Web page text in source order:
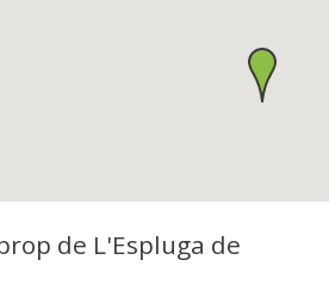
de L'Espluga de